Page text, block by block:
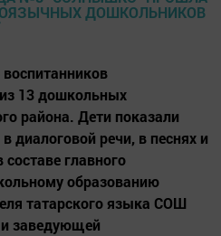
воспитанников
13 дошкольных
района. Дети показали
диалоговой речи, в песнях и
главного
образованию
татарского языка СОШ
заведующей